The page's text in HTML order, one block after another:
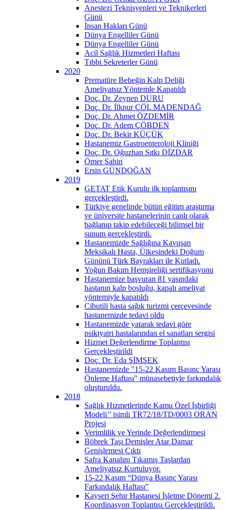
Anestezi Teknisyenleri ve Teknikerleri
Günü
İnsan Hakları Günü
Dünya Engelliler Günü
Dünya Engelliler Günü
Acil Sağlık Hizmetleri Haftası
Tıbbi Sekreterler Günü
2020
Prematüre Bebeğin Kalp Deliği
Ameliyatsız Yöntemle Kapatıldı
Doç. Dr. Zeynep DURU
Doç. Dr. İlknur ÇÖL MADENDAĞ
Doç. Dr. Ahmet ÖZDEMİR
Doç. Dr. Adem ÇÖBDEN
Doç. Dr. Bekir KÜÇÜK
Hastanemiz Gastroenteroloji Kliniği
Doç. Dr. Oğuzhan Sıtkı DİZDAR
Ömer Şahin
Ersin GÜNDOĞAN
2019
GETAT Etik Kurulu ilk toplantısını
gerçekleştirdi.
Türkiye genelinde bütün eğitim araştırma
ve üniversite hastanelerinin canlı olarak
bağlanıp takip edebileceği bilimsel bir
sunum gerçekleştirdi.
Hastanemizde Sağlığına Kavuşan
Meksikalı Hasta, Ülkesindeki Doğum
Gününü Türk Bayrakları ile Kutladı.
Yoğun Bakım Hemşireliği sertifikasyonu
Hastanemize başvuran 81 yaşındaki
hastanın kalp boşluğu, kapalı ameliyat
yöntemiyle kapatıldı
Cibutili hasta sağık turizmi çerçevesinde
hastanemizde tedavi oldu
Hastanemizde yatarak tedavi göre
psikiyatri hastalarından el sanatları sergisi
Hizmet Değerlendirme Toplantısı
Gerçekleştirildi
Doç. Dr. Eda ŞİMŞEK
Hastanemizde "15-22 Kasım Basınç Yarası
Önleme Haftası" münasebetiyle farkındalık
oluşturuldu.
2018
Sağlık Hizmetlerinde Kamu Özel İşbirliği
Modeli’’ isimli TR72/18/TD/0003 ORAN
Projesi
Verimlilik ve Yerinde Değerlendirmesi
Böbrek Taşı Demişler Atar Damar
Genişlemesi Çıktı
Safra Kanalını Tıkamış Taşlardan
Ameliyatsız Kurtuluyor.
15-22 Kasım “Dünya Basınç Yarası
Farkındalık Haftası”
Kayseri Şehir Hastanesi İşletme Dönemi 2.
Koordinasyon Toplantısı Gerçekleştirildi.